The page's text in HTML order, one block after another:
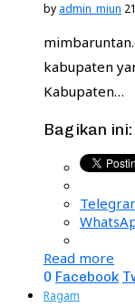
by admin_miun
kabupaten
Kabupaten…
Bagikan ini:
Read more
0 Facebook
Ragam